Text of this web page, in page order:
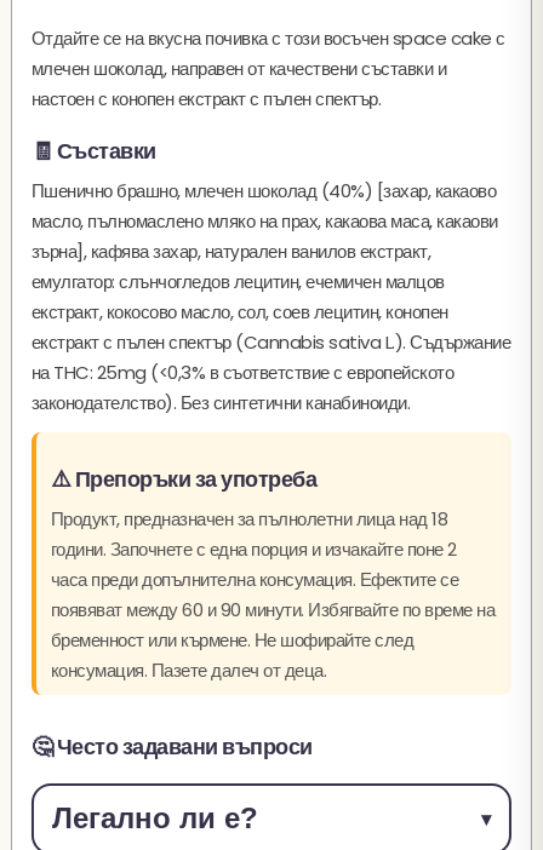
Отдайте се на вкусна почивка с този восъчен space cake с
млечен шоколад, направен от качествени съставки и
настоен с конопен екстракт с пълен спектър.
🧾 Съставки
Пшенично брашно, млечен шоколад (40%) [захар, какаово
масло, пълномаслено мляко на прах, какаова маса, какаови
зърна], кафява захар, натурален ванилов екстракт,
емулгатор: слънчогледов лецитин, ечемичен малцов
екстракт, кокосово масло, сол, соев лецитин, конопен
екстракт с пълен спектър (Cannabis sativa L.). Съдържание
на THC: 25mg (<0,3% в съответствие с европейското
законодателство). Без синтетични канабиноиди.
⚠️ Препоръки за употреба
Продукт, предназначен за пълнолетни лица над 18
години. Започнете с една порция и изчакайте поне 2
часа преди допълнителна консумация. Ефектите се
появяват между 60 и 90 минути. Избягвайте по време на
бременност или кърмене. Не шофирайте след
консумация. Пазете далеч от деца.
🤔 Често задавани въпроси
Легално ли е? ▾